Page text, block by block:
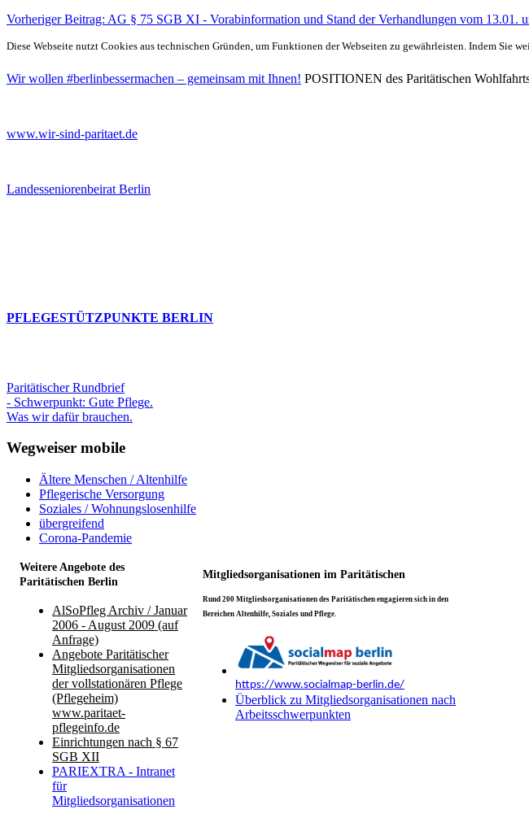
Vorheriger Beitrag: AG § 75 SGB XI - Vorabinformation und Stand der Verhandlungen vom 13.01.
Diese Webseite nutzt Cookies aus technischen Gründen, um Funktionen der Webseiten zu gewährleisten. Indem Sie
Wir wollen #berlinbessermachen – gemeinsam mit Ihnen! POSITIONEN des Paritätischen
www.wir-sind-paritaet.de
Landesseniorenbeirat Berlin
PFLEGESTÜTZPUNKTE BERLIN
Paritätischer Rundbrief
- Schwerpunkt: Gute Pflege.
Was wir dafür brauchen.
Wegweiser mobile
Ältere Menschen / Altenhilfe
Pflegerische Versorgung
Soziales / Wohnungslosenhilfe
übergreifend
Corona-Pandemie
Weitere Angebote des
Paritätischen Berlin
Mitgliedsorganisationen im Paritätischen
AlSoPfleg Archiv / Januar
2006 - August 2009 (auf
Anfrage)
Angebote Paritätischer
Mitgliedsorganisationen
der vollstationären Pflege
(Pflegeheim)
www.paritaet-
pflegeinfo.de
Einrichtungen nach § 67
SGB XII
PARIEXTRA - Intranet
für
Mitgliedsorganisationen
Rund 200 Mitgliedsorganisationen des Paritätischen engagieren sich in den
Bereichen Altenhilfe, Soziales und Pflege.
https://www.socialmap-berlin.de/
Überblick zu Mitgliedsorganisationen nach
Arbeitsschwerpunkten